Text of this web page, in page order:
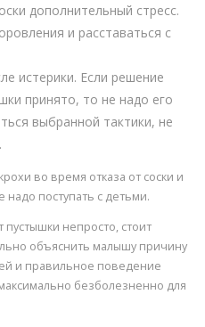
дополнительный стресс.
и расставаться с
истерики. Если решение
принято, то не надо его
выбранной тактики, не
во время отказа от соски и
надо поступать с детьми.
пустышки непросто, стоит
объяснить малышу причину
и правильное поведение
безболезненно для